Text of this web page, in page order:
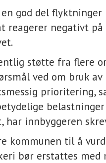
god del
reagerer negativt på
støtte fra flere
ved om bruk
prioritering,
har innbyggeren
kommunen til å
bør erstattes med